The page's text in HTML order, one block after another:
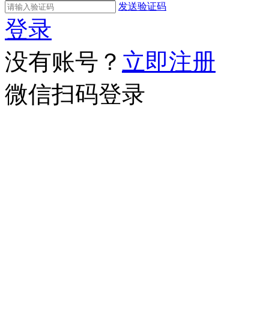
发送验证码
登录
没有账号？ 立即注册
微信扫码登录